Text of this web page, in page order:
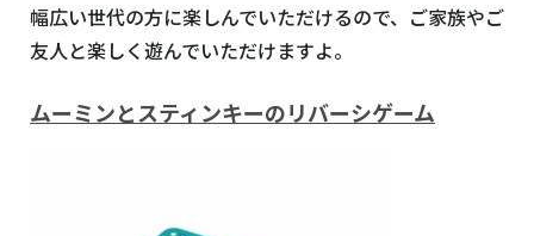
幅広い世代の方に楽しんでいただけるので、ご家族やご
友人と楽しく遊んでいただけますよ。
ムーミンとスティンキーのリバーシゲーム